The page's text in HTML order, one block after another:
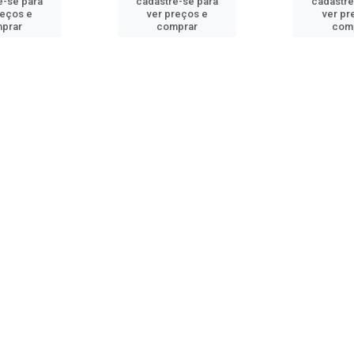
e
ver preços e
comprar
ver